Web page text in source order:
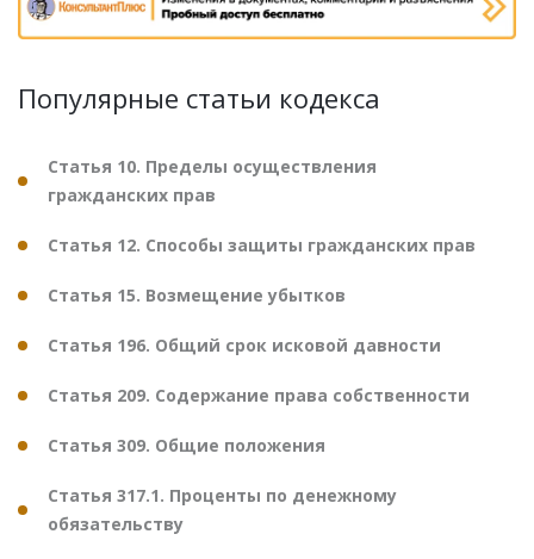
Популярные статьи кодекса
Статья 10. Пределы осуществления
гражданских прав
Статья 12. Способы защиты гражданских прав
Статья 15. Возмещение убытков
Статья 196. Общий срок исковой давности
Статья 209. Содержание права собственности
Статья 309. Общие положения
Статья 317.1. Проценты по денежному
обязательству